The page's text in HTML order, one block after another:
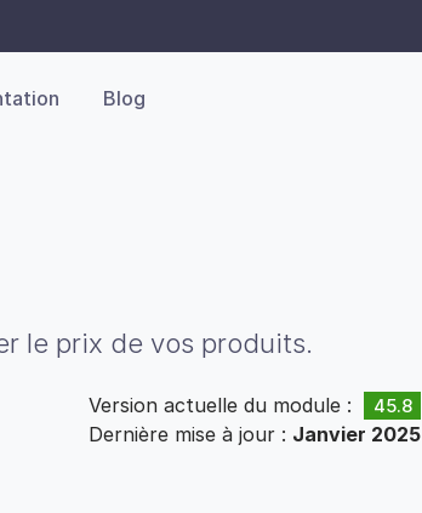
Blog
le prix de vos produits.
Version actuelle du module : 45.8
Dernière mise à jour : Janvier 2025